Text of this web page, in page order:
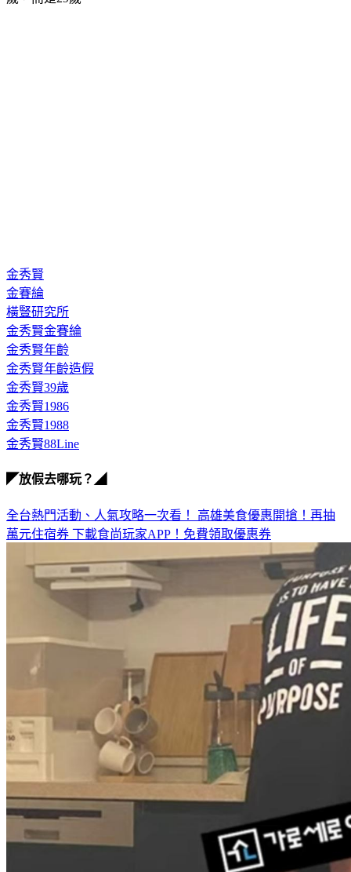
金秀賢
金賽綸
橫豎研究所
金秀賢金賽綸
金秀賢年齡
金秀賢年齡造假
金秀賢39歲
金秀賢1986
金秀賢1988
金秀賢88Line
◤放假去哪玩？◢
全台熱門活動、人氣攻略一次看！ 高雄美食優惠開搶！再抽
萬元住宿券 下載食尚玩家APP！免費領取優惠券